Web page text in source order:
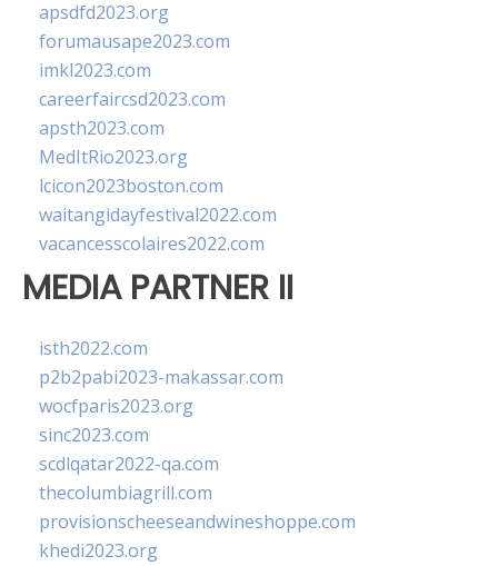
apsdfd2023.org
forumausape2023.com
imkl2023.com
careerfaircsd2023.com
apsth2023.com
MedItRio2023.org
lcicon2023boston.com
waitangidayfestival2022.com
vacancesscolaires2022.com
MEDIA PARTNER II
isth2022.com
p2b2pabi2023-makassar.com
wocfparis2023.org
sinc2023.com
scdlqatar2022-qa.com
thecolumbiagrill.com
provisionscheeseandwineshoppe.com
khedi2023.org